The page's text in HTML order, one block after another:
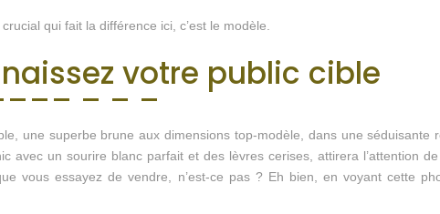
qui fait la différence ici, c’est le modèle.
votre public cible
une superbe brune aux dimensions top-modèle, dans une
avec un sourire blanc parfait et des lèvres cerises, attirera l’attention
vous essayez de vendre, n’est-ce pas ? Eh bien, en voyant cette